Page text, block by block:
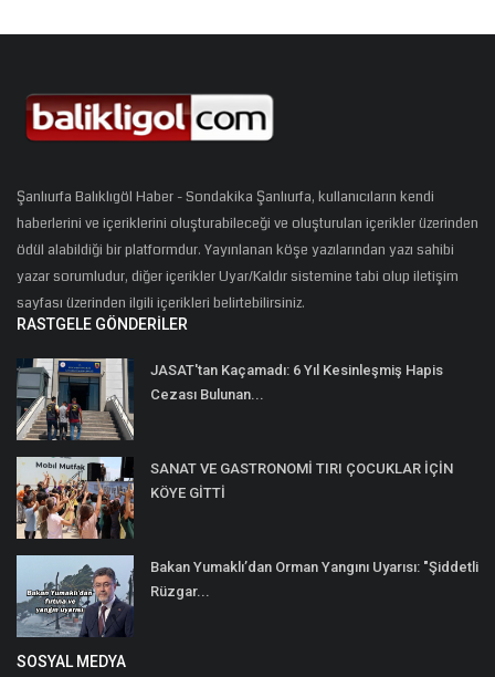
Şanlıurfa Balıklıgöl Haber - Sondakika Şanlıurfa, kullanıcıların kendi
haberlerini ve içeriklerini oluşturabileceği ve oluşturulan içerikler üzerinden
ödül alabildiği bir platformdur. Yayınlanan köşe yazılarından yazı sahibi
yazar sorumludur, diğer içerikler Uyar/Kaldır sistemine tabi olup iletişim
sayfası üzerinden ilgili içerikleri belirtebilirsiniz.
RASTGELE GÖNDERILER
JASAT'tan Kaçamadı: 6 Yıl Kesinleşmiş Hapis
Cezası Bulunan...
SANAT VE GASTRONOMİ TIRI ÇOCUKLAR İÇİN
KÖYE GİTTİ
Bakan Yumaklı’dan Orman Yangını Uyarısı: "Şiddetli
Rüzgar...
SOSYAL MEDYA